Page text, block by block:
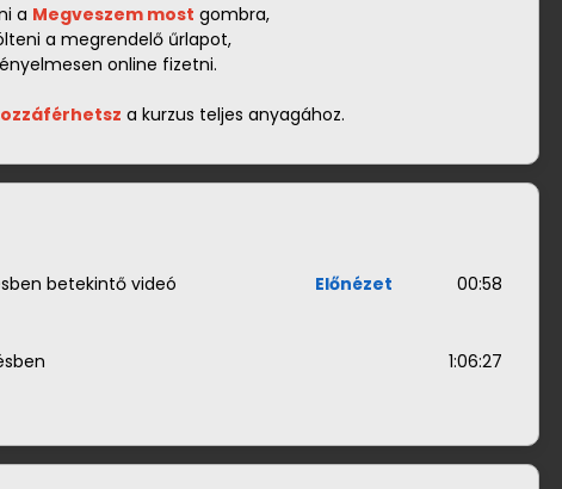
a Megveszem most gombra,
a megrendelő űrlapot,
online fizetni.
a kurzus teljes anyagához.
betekintő videó Előnézet 00:58
1:06:27